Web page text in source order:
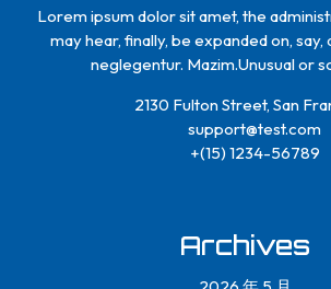
Lorem ipsum dolor sit amet, the
may hear, finally, be expanded on,
neglegentur. Mazim.Unusual or
2130 Fulton Street, San
support@test.com
+(15) 1234-56789
Archives